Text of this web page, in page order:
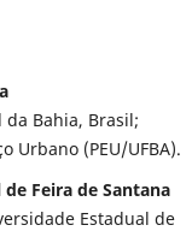
Bahia, Brasil;
Urbano (PEU/UFBA).
Feira de Santana
Estadual de